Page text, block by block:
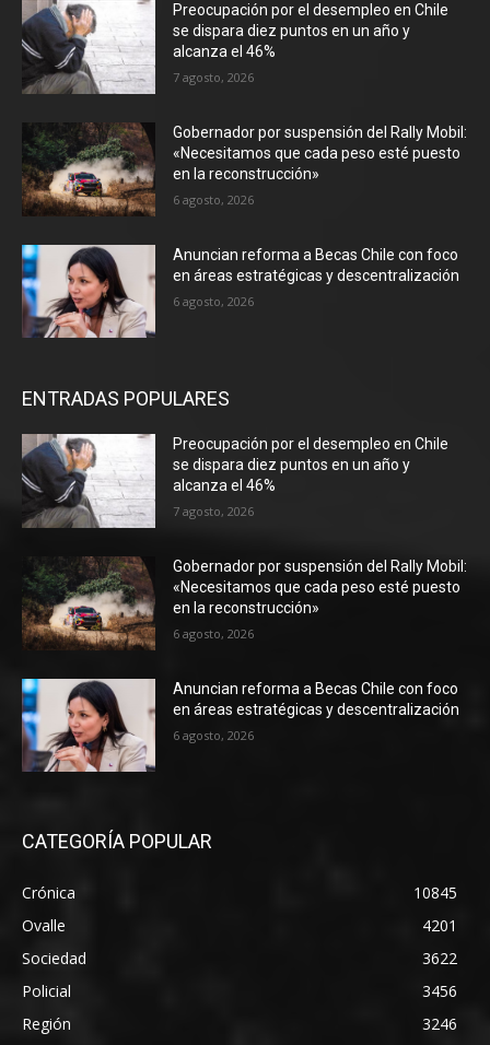
Preocupación por el desempleo en Chile
se dispara diez puntos en un año y
alcanza el 46%
7 agosto, 2026
Gobernador por suspensión del Rally Mobil:
«Necesitamos que cada peso esté puesto
en la reconstrucción»
6 agosto, 2026
Anuncian reforma a Becas Chile con foco
en áreas estratégicas y descentralización
6 agosto, 2026
ENTRADAS POPULARES
Preocupación por el desempleo en Chile
se dispara diez puntos en un año y
alcanza el 46%
7 agosto, 2026
Gobernador por suspensión del Rally Mobil:
«Necesitamos que cada peso esté puesto
en la reconstrucción»
6 agosto, 2026
Anuncian reforma a Becas Chile con foco
en áreas estratégicas y descentralización
6 agosto, 2026
CATEGORÍA POPULAR
Crónica
10845
Ovalle
4201
Sociedad
3622
Policial
3456
Región
3246